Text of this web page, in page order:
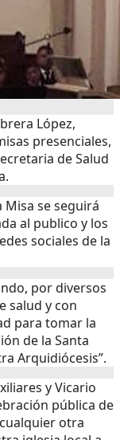
López,
presenciales,
de Salud
se seguirá
al publico y los
sociales de la
por diversos
salud y con
para tomar la
de la Santa
Arquidiócesis”.
y Vicario
pública de
otra